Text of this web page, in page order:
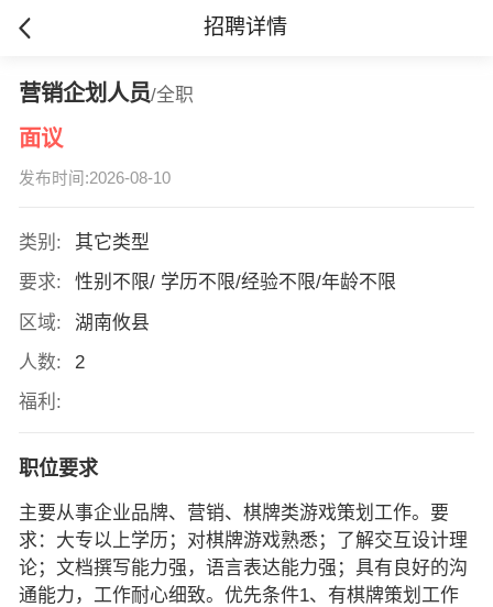
招聘详情
营销企划人员/全职
面议
发布时间:2026-08-10
类别:
其它类型
要求:
性别不限/ 学历不限/经验不限/年龄不限
区域:
湖南攸县
人数:
2
福利:
职位要求
主要从事企业品牌、营销、棋牌类游戏策划工作。要
求：大专以上学历；对棋牌游戏熟悉；了解交互设计理
论；文档撰写能力强，语言表达能力强；具有良好的沟
通能力，工作耐心细致。优先条件1、有棋牌策划工作